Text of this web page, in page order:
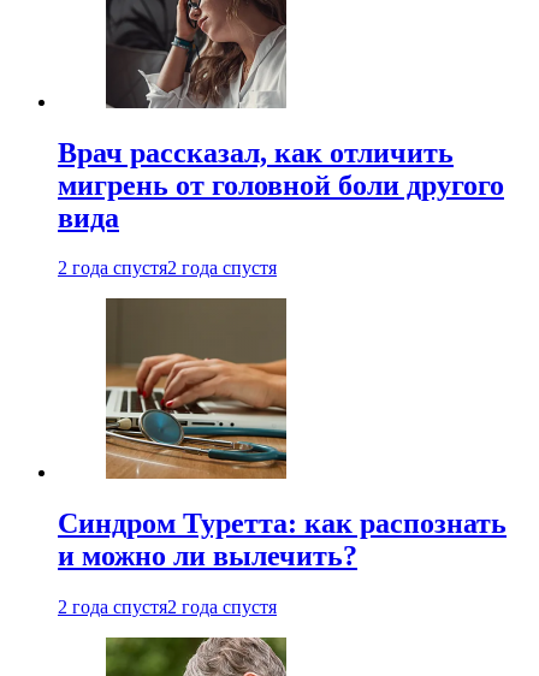
Врач рассказал, как отличить
мигрень от головной боли другого
вида
2 года спустя2 года спустя
Синдром Туретта: как распознать
и можно ли вылечить?
2 года спустя2 года спустя